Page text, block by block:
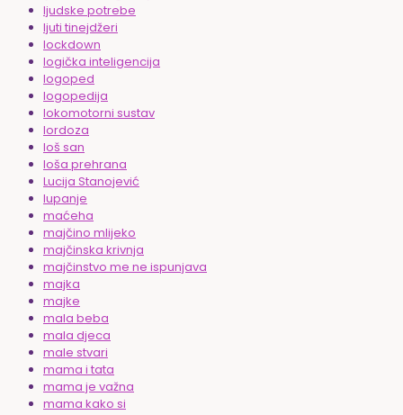
ljudske potrebe
ljuti tinejdžeri
lockdown
logička inteligencija
logoped
logopedija
lokomotorni sustav
lordoza
loš san
loša prehrana
Lucija Stanojević
lupanje
maćeha
majčino mlijeko
majčinska krivnja
majčinstvo me ne ispunjava
majka
majke
mala beba
mala djeca
male stvari
mama i tata
mama je važna
mama kako si